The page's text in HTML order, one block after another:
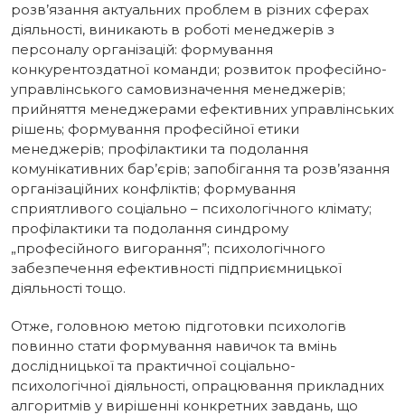
розв’язання актуальних проблем в різних сферах
діяльності, виникають в роботі менеджерів з
персоналу організацій: формування
конкурентоздатної команди; розвиток професійно-
управлінського самовизначення менеджерів;
прийняття менеджерами ефективних управлінських
рішень; формування професійної етики
менеджерів; профілактики та подолання
комунікативних бар’єрів; запобігання та розв’язання
організаційних конфліктів; формування
сприятливого соціально – психологічного клімату;
профілактики та подолання синдрому
„професійного вигорання”; психологічного
забезпечення ефективності підприємницької
діяльності тощо.
Отже, головною метою підготовки психологів
повинно стати формування навичок та вмінь
дослідницької та практичної соціально-
психологічної діяльності, опрацювання прикладних
алгоритмів у вирішенні конкретних завдань, що